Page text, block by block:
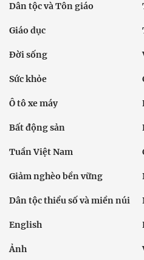
Dân tộc và Tôn giáo
Giáo dục
Đời sống
Sức khỏe
Ô tô xe máy
Bất động sản
Tuần Việt Nam
Giảm nghèo bền vững
Dân tộc thiểu số và miền núi
English
Ảnh